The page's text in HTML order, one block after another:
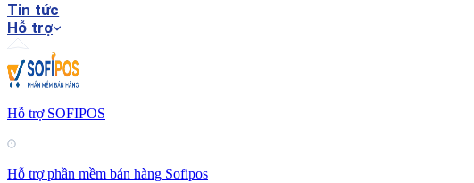
Tin tức
Hỗ trợ
Hỗ trợ SOFIPOS
Hỗ trợ phần mềm bán hàng Sofipos